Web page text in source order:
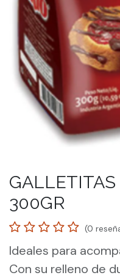
GALLETITAS
300GR
(0
Ideales para
Con su relleno de